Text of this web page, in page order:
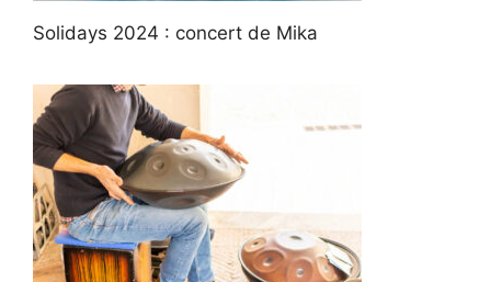
Solidays 2024 : concert de Mika